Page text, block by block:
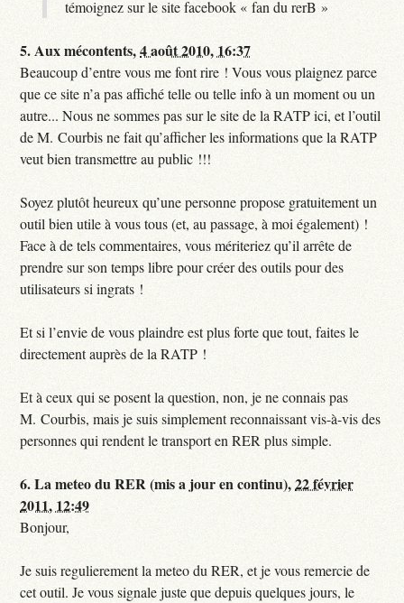
témoignez sur le site facebook « fan du rerB »
5.Aux mécontents,4 août 2010, 16:37
Beaucoup d’entre vous me font rire ! Vous vous plaignez parce
que ce site n’a pas affiché telle ou telle info à un moment ou un
autre... Nous ne sommes pas sur le site de la RATP ici, et l’outil
de M. Courbis ne fait qu’afficher les informations que la RATP
veut bien transmettre au public !!!
Soyez plutôt heureux qu’une personne propose gratuitement un
outil bien utile à vous tous (et, au passage, à moi également) !
Face à de tels commentaires, vous mériteriez qu’il arrête de
prendre sur son temps libre pour créer des outils pour des
utilisateurs si ingrats !
Et si l’envie de vous plaindre est plus forte que tout, faites le
directement auprès de la RATP !
Et à ceux qui se posent la question, non, je ne connais pas
M. Courbis, mais je suis simplement reconnaissant vis-à-vis des
personnes qui rendent le transport en RER plus simple.
6.La meteo du RER (mis a jour en continu),22 février
2011, 12:49
Bonjour,
Je suis regulierement la meteo du RER, et je vous remercie de
cet outil. Je vous signale juste que depuis quelques jours, le